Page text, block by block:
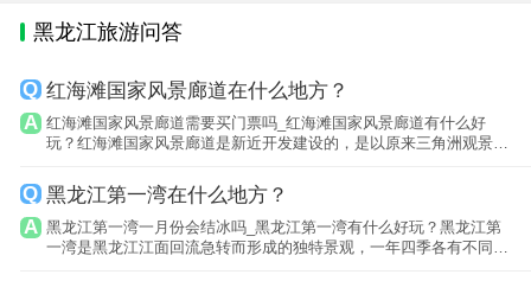
黑龙江旅游问答
红海滩国家风景廊道在什么地方？
红海滩国家风景廊道需要买门票吗_红海滩国家风景廊道有什么好
玩？红海滩国家风景廊道是新近开发建设的，是以原来三角洲观景
黑龙江第一湾在什么地方？
黑龙江第一湾一月份会结冰吗_黑龙江第一湾有什么好玩？黑龙江第
一湾是黑龙江江面回流急转而形成的独特景观，一年四季各有不同景